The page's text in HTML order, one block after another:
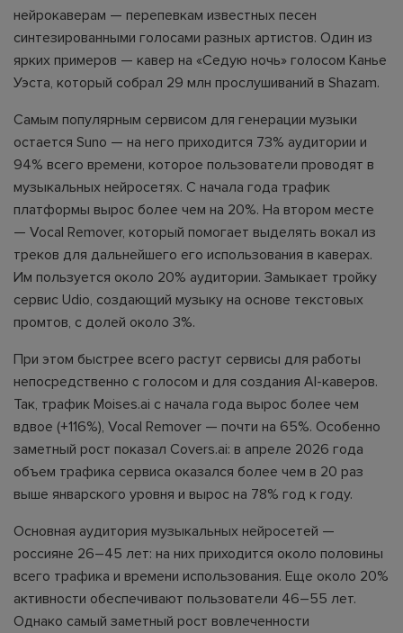
нейрокаверам — перепевкам известных песен
синтезированными голосами разных артистов. Один из
ярких примеров — кавер на «Седую ночь» голосом Канье
Уэста, который собрал 29 млн прослушиваний в Shazam.
Самым популярным сервисом для генерации музыки
остается Suno — на него приходится 73% аудитории и
94% всего времени, которое пользователи проводят в
музыкальных нейросетях. С начала года трафик
платформы вырос более чем на 20%. На втором месте
— Vocal Remover, который помогает выделять вокал из
треков для дальнейшего его использования в каверах.
Им пользуется около 20% аудитории. Замыкает тройку
сервис Udio, создающий музыку на основе текстовых
промтов, с долей около 3%.
При этом быстрее всего растут сервисы для работы
непосредственно с голосом и для создания AI-каверов.
Так, трафик Moises.ai с начала года вырос более чем
вдвое (+116%), Vocal Remover — почти на 65%. Особенно
заметный рост показал Covers.ai: в апреле 2026 года
объем трафика сервиса оказался более чем в 20 раз
выше январского уровня и вырос на 78% год к году.
Основная аудитория музыкальных нейросетей —
россияне 26–45 лет: на них приходится около половины
всего трафика и времени использования. Еще около 20%
активности обеспечивают пользователи 46–55 лет.
Однако самый заметный рост вовлеченности